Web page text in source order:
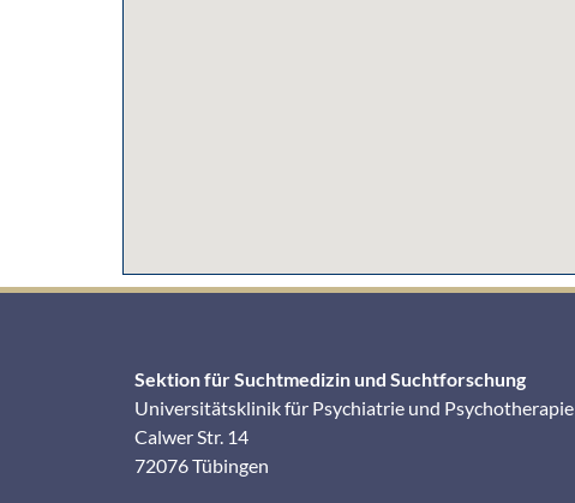
Sektion für Suchtmedizin und Suchtforschung
Universitätsklinik für Psychiatrie und Psychotherapie
Calwer Str. 14
72076 Tübingen